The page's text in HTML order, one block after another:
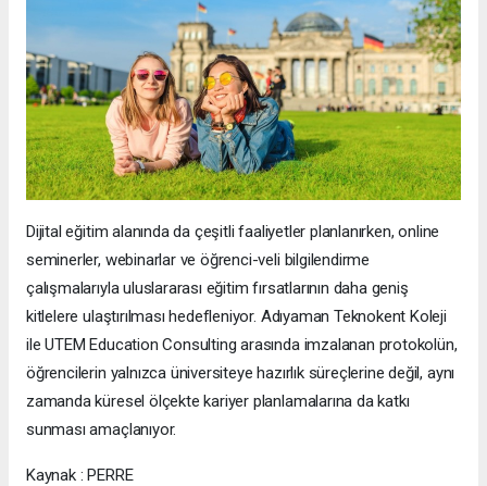
Dijital eğitim alanında da çeşitli faaliyetler planlanırken, online
seminerler, webinarlar ve öğrenci-veli bilgilendirme
çalışmalarıyla uluslararası eğitim fırsatlarının daha geniş
kitlelere ulaştırılması hedefleniyor. Adıyaman Teknokent Koleji
ile UTEM Education Consulting arasında imzalanan protokolün,
öğrencilerin yalnızca üniversiteye hazırlık süreçlerine değil, aynı
zamanda küresel ölçekte kariyer planlamalarına da katkı
sunması amaçlanıyor.
Kaynak : PERRE